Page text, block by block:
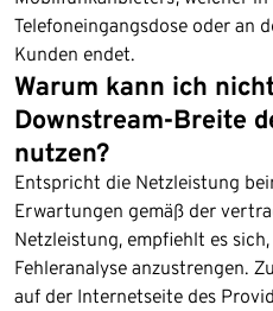
Telefoneingangsdose oder an
Kunden endet.
Warum kann ich
Downstream-Breite
nutzen?
Entspricht die Netzleistung
Erwartungen gemäß der
Netzleistung, empfiehlt es
Fehleranalyse anzustrengen.
auf der Internetseite des